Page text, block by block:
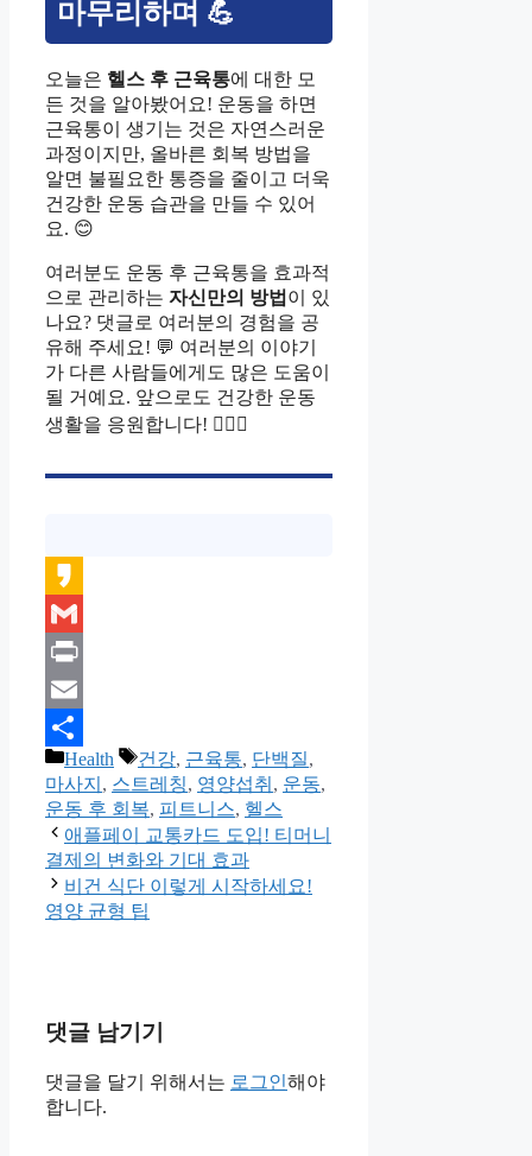
마무리하며 💪
오늘은 헬스 후 근육통에 대한 모
든 것을 알아봤어요! 운동을 하면
근육통이 생기는 것은 자연스러운
과정이지만, 올바른 회복 방법을
알면 불필요한 통증을 줄이고 더욱
건강한 운동 습관을 만들 수 있어
요. 😊
여러분도 운동 후 근육통을 효과적
으로 관리하는 자신만의 방법 이 있
나요? 댓글로 여러분의 경험을 공
유해 주세요! 💬 여러분의 이야기
가 다른 사람들에게도 많은 도움이
될 거예요. 앞으로도 건강한 운동
생활을 응원합니다! 🏋️‍♀️🔥
Kakao
Gmail
Print
Email
Share
카
테
고
리
Health
태
그
건강, 근육통, 단백질,
마사지 , 스트레칭, 영양섭취 , 운동,
운동 후 회복, 피트니스, 헬스
애플페이 교통카드 도입! 티머니
결제의 변화와 기대 효과
비건 식단 이렇게 시작하세요!
영양 균형 팁
댓글 남기기
댓글을 달기 위해서는 로그인해야
합니다.